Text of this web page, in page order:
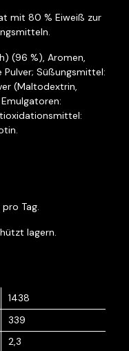
mit 80 % Eiweiß zur
(96 %), Aromen,
Süßungsmittel:
(Maltodextrin,
Tag.
lagern.
1438
339
2,3